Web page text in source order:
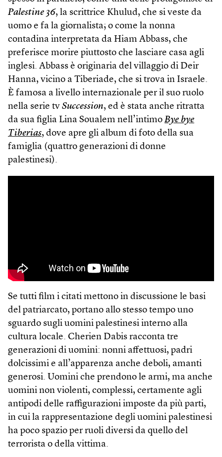
Palestine 36, la scrittrice Khulud, che si veste da
uomo e fa la giornalista; o come la nonna
contadina interpretata da Hiam Abbass, che
preferisce morire piuttosto che lasciare casa agli
inglesi. Abbass è originaria del villaggio di Deir
Hanna, vicino a Tiberiade, che si trova in Israele.
È famosa a livello internazionale per il suo ruolo
nella serie tv Succession, ed è stata anche ritratta
da sua figlia Lina Soualem nell’intimo Bye bye
Tiberias, dove apre gli album di foto della sua
famiglia (quattro generazioni di donne
palestinesi).
Se tutti film i citati mettono in discussione le basi
del patriarcato, portano allo stesso tempo uno
sguardo sugli uomini palestinesi interno alla
cultura locale. Cherien Dabis racconta tre
generazioni di uomini: nonni affettuosi, padri
dolcissimi e all’apparenza anche deboli, amanti
generosi. Uomini che prendono le armi, ma anche
uomini non violenti, complessi, certamente agli
antipodi delle raffigurazioni imposte da più parti,
in cui la rappresentazione degli uomini palestinesi
ha poco spazio per ruoli diversi da quello del
terrorista o della vittima.